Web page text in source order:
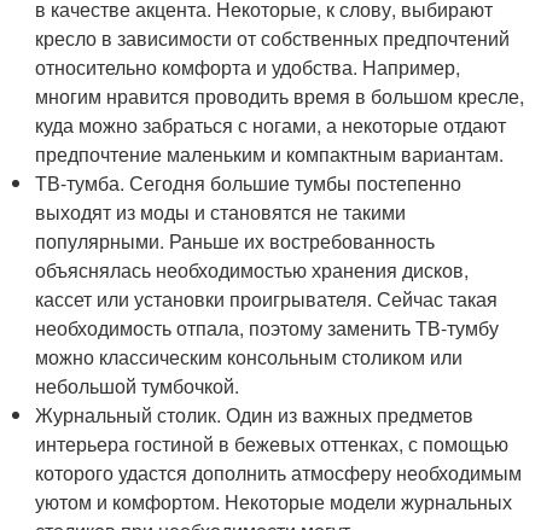
в качестве акцента. Некоторые, к слову, выбирают
кресло в зависимости от собственных предпочтений
относительно комфорта и удобства. Например,
многим нравится проводить время в большом кресле,
куда можно забраться с ногами, а некоторые отдают
предпочтение маленьким и компактным вариантам.
ТВ-тумба. Сегодня большие тумбы постепенно
выходят из моды и становятся не такими
популярными. Раньше их востребованность
объяснялась необходимостью хранения дисков,
кассет или установки проигрывателя. Сейчас такая
необходимость отпала, поэтому заменить ТВ-тумбу
можно классическим консольным столиком или
небольшой тумбочкой.
Журнальный столик. Один из важных предметов
интерьера гостиной в бежевых оттенках, с помощью
которого удастся дополнить атмосферу необходимым
уютом и комфортом. Некоторые модели журнальных